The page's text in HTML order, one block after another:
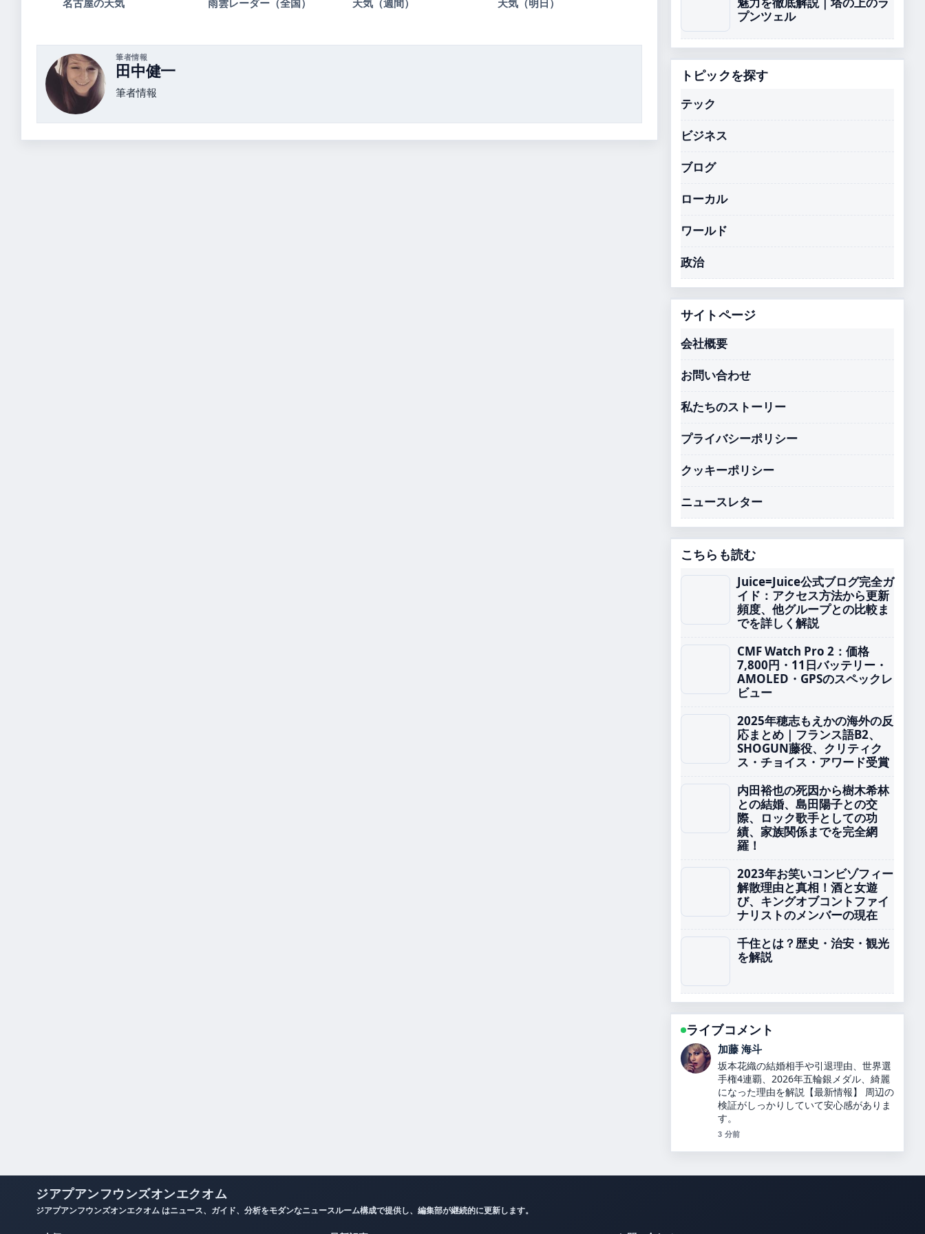
筆者情報
田中健一
筆者情報
プンツェル
トピックを探す
テック
ビジネス
ブログ
ローカル
ワールド
政治
サイトページ
会社概要
お問い合わせ
私たちのストーリー
プライバシーポリシー
クッキーポリシー
ニュースレター
こちらも読む
Juice=Juice公式ブログ完全ガ
イド：アクセス方法から更新
頻度、他グループとの比較ま
でを詳しく解説
CMF Watch Pro 2：価格
7,800円・11日バッテリー・
AMOLED・GPSのスペックレ
ビュー
2025年穂志もえかの海外の反
応まとめ｜フランス語B2、
SHOGUN藤役、クリティク
ス・チョイス・アワード受賞
内田裕也の死因から樹木希林
との結婚、島田陽子との交
際、ロック歌手としての功
績、家族関係までを完全網
羅！
2023年お笑いコンビゾフィー
解散理由と真相！酒と女遊
び、キングオブコントファイ
ナリストのメンバーの現在
千住とは？歴史・治安・観光
を解説
ライブコメント
高橋 蓮
カズレーザーと二階堂ふみが結婚！9年
の交際を経て別居婚を選択、馴れ初めや
最新情報を詳しく解説します！ の整理が
とても分かりやすいです。今日の中でも
特に読みやすいです。
5 分前
ジアプアンフウンズオンエクオム
ジアプアンフウンズオンエクオム はニュース、ガイド、分析をモダンなニュースルーム構成で提供し、編集部が継続的に更新します。